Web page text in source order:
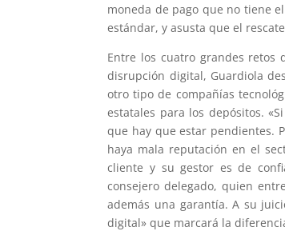
moneda de pago que no tiene
estándar, y asusta que el
Entre los cuatro grandes retos
disrupción digital, Guardiola
otro tipo de compañías
estatales para los depósitos.
que hay que estar pendientes.
haya mala reputación en el
cliente y su gestor es de
consejero delegado, quien
además una garantía. A su
digital» que marcará la